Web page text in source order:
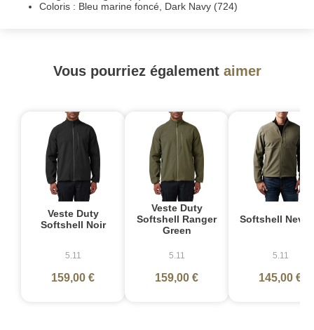
Coloris : Bleu marine foncé, Dark Navy (724)
Vous pourriez également aimer
Veste Duty
Softshell Noir
5.11
159,00 €
Veste Duty
Softshell Ranger
Green
5.11
159,00 €
Softshell
5.11
145,00 €